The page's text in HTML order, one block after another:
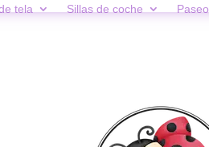
tela Sillas de coche Paseo